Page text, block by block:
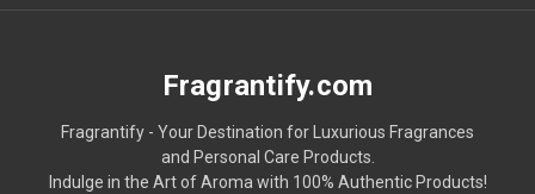
Fragrantify.com
Fragrantify - Your Destination for Luxurious Fragrances
and Personal Care Products.
Indulge in the Art of Aroma with 100% Authentic Products!